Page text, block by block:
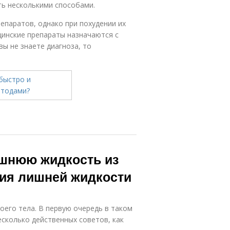
несколькими способами.
однако при похудении их
препараты назначаются с
не знаете диагноза, то
жидкость из
лишней жидкости
тела. В первую очередь в таком
действенных советов, как